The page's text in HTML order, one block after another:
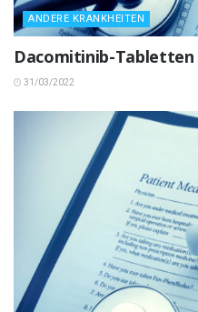
ANDERE KRANKHEITEN
Dacomitinib-Tabletten
31/03/2022